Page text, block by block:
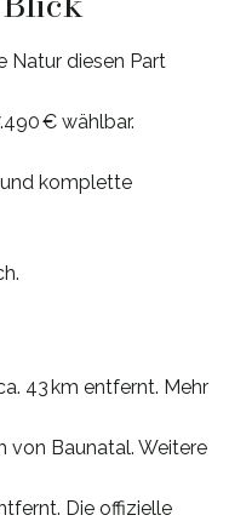
Natur diesen Part
€ wählbar.
und komplette
43 km entfernt. Mehr
von Baunatal. Weitere
Die offizielle